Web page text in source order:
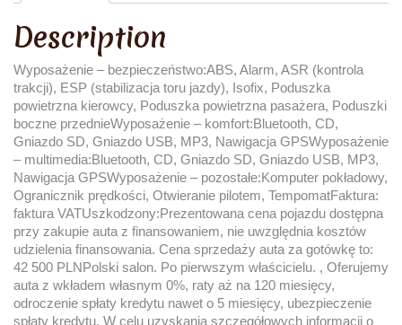
Description
Wyposażenie – bezpieczeństwo:ABS, Alarm, ASR (kontrola
trakcji), ESP (stabilizacja toru jazdy), Isofix, Poduszka
powietrzna kierowcy, Poduszka powietrzna pasażera, Poduszki
boczne przednieWyposażenie – komfort:Bluetooth, CD,
Gniazdo SD, Gniazdo USB, MP3, Nawigacja GPSWyposażenie
– multimedia:Bluetooth, CD, Gniazdo SD, Gniazdo USB, MP3,
Nawigacja GPSWyposażenie – pozostałe:Komputer pokładowy,
Ogranicznik prędkości, Otwieranie pilotem, TempomatFaktura:
faktura VATUszkodzony:Prezentowana cena pojazdu dostępna
przy zakupie auta z finansowaniem, nie uwzględnia kosztów
udzielenia finansowania. Cena sprzedaży auta za gotówkę to:
42 500 PLNPolski salon. Po pierwszym właścicielu. , Oferujemy
auta z wkładem własnym 0%, raty aż na 120 miesięcy,
odroczenie spłaty kredytu nawet o 5 miesięcy, ubezpieczenie
spłaty kredytu. W celu uzyskania szczegółowych informacji o